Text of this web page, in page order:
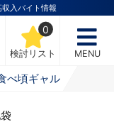
入バイト情報
検討リスト
0
MENU
べ頃ギャル